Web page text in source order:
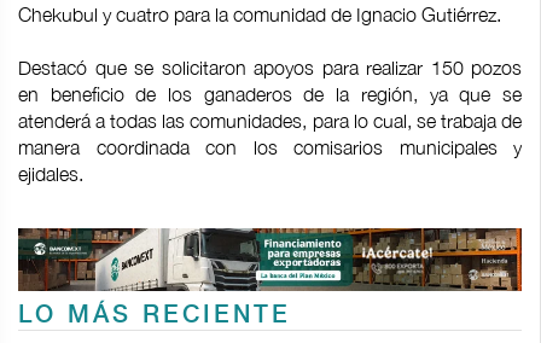
Chekubul y cuatro para la comunidad de Ignacio Gutiérrez.
Destacó que se solicitaron apoyos para realizar 150 pozos
en beneficio de los ganaderos de la región, ya que se
atenderá a todas las comunidades, para lo cual, se trabaja de
manera coordinada con los comisarios municipales y
ejidales.
LO MÁS RECIENTE